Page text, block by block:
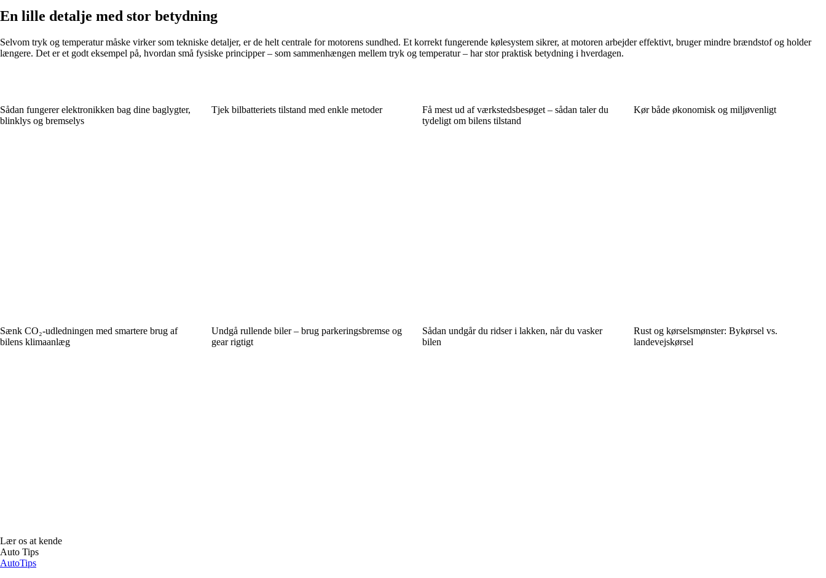
En lille detalje med stor betydning
Selvom tryk og temperatur måske virker som tekniske detaljer, er de helt centrale for motorens sundhed. Et korrekt fungerende kølesystem sikrer, at motoren arbejder effektivt, bruger mindre brændstof og holder
længere. Det er et godt eksempel på, hvordan små fysiske principper – som sammenhængen mellem tryk og temperatur – har stor praktisk betydning i hverdagen.
Sådan fungerer elektronikken bag dine baglygter,
blinklys og bremselys
Tjek bilbatteriets tilstand med enkle metoder
Få mest ud af værkstedsbesøget – sådan taler du
tydeligt om bilens tilstand
Kør både økonomisk og miljøvenligt
Sænk CO₂-udledningen med smartere brug af
bilens klimaanlæg
Undgå rullende biler – brug parkeringsbremse og
gear rigtigt
Sådan undgår du ridser i lakken, når du vasker
bilen
Rust og kørselsmønster: Bykørsel vs.
landevejskørsel
Lær os at kende
Auto Tips
AutoTips